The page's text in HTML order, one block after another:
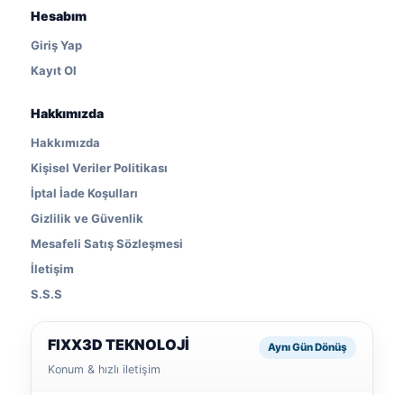
Hesabım
Giriş Yap
Kayıt Ol
Hakkımızda
Hakkımızda
Kişisel Veriler Politikası
İptal İade Koşulları
Gizlilik ve Güvenlik
Mesafeli Satış Sözleşmesi
İletişim
S.S.S
FIXX3D TEKNOLOJİ
Konum & hızlı iletişim
Aynı Gün Dönüş